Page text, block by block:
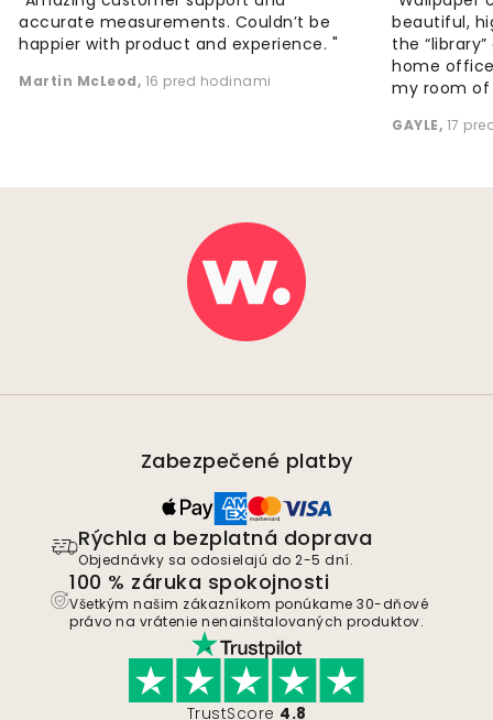
accurate measurements. Couldn’t be
happier with product and experience. "
Martin McLeod, 16 pred hodinami
beautiful,
the
home
my room of
GAYLE, 17
Zabezpečené platby
Rýchla a bezplatná doprava
Objednávky sa odosielajú do 2-5 dní.
100 % záruka spokojnosti
Všetkým našim zákazníkom ponúkame 30-dňové
právo na vrátenie nenainštalovaných produktov.
TrustScore 4.8